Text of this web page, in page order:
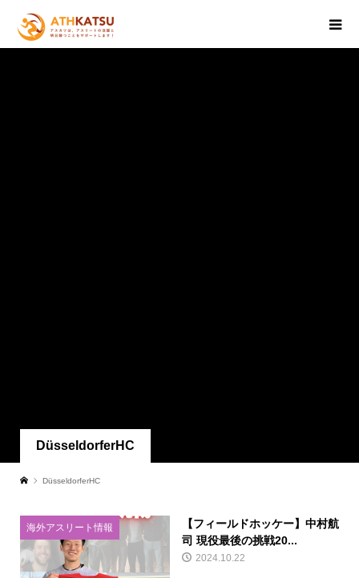
DüsseldorferHC
DüsseldorferHC
海外アスリート情報
【フィールドホッケー】中村航
司 現役最後の挑戦20...
2024.10.22